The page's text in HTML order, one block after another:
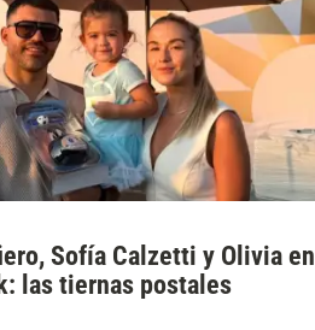
Sofía Calzetti y Olivia en
las tiernas postales